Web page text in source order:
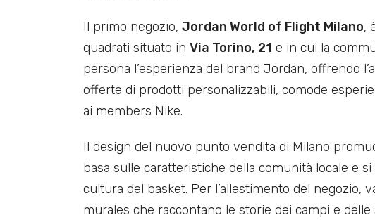
Il primo negozio, Jordan World of Flight Milano,
quadrati situato in Via Torino, 21 e in cui la
persona l’esperienza del brand Jordan, offrendo
offerte di prodotti personalizzabili, comode
ai members Nike.
Il design del nuovo punto vendita di Milano
basa sulle caratteristiche della comunità locale e
cultura del basket. Per l’allestimento del negozio,
murales che raccontano le storie dei campi e